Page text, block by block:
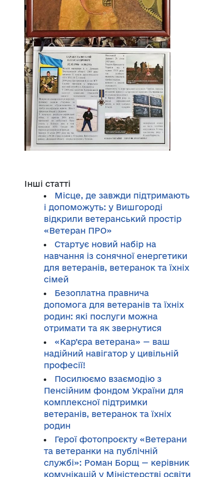
Інші статті
Місце, де завжди підтримають
і допоможуть: у Вишгороді
відкрили ветеранський простір
«Ветеран ПРО»
Стартує новий набір на
навчання із сонячної енергетики
для ветеранів, ветеранок та їхніх
сімей
Безоплатна правнича
допомога для ветеранів та їхніх
родин: які послуги можна
отримати та як звернутися
«Кар’єра ветерана» — ваш
надійний навігатор у цивільній
професії!
Посилюємо взаємодію з
Пенсійним фондом України для
комплексної підтримки
ветеранів, ветеранок та їхніх
родин
Герої фотопроєкту «Ветерани
та ветеранки на публічній
службі»: Роман Борщ — керівник
комунікацій у Міністерстві освіти